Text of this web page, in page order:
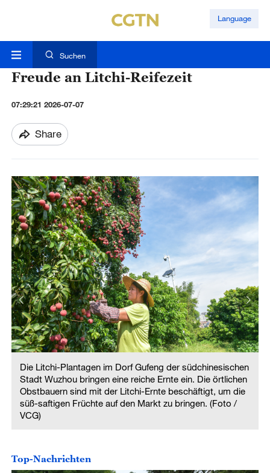
Language
Suchen
Freude an Litchi-Reifezeit
07:29:21 2026-07-07
Share
Die Litchi-Plantagen im Dorf Gufeng der südchinesischen
Stadt Wuzhou bringen eine reiche Ernte ein. Die örtlichen
Obstbauern sind mit der Litchi-Ernte beschäftigt, um die
süß-saftigen Früchte auf den Markt zu bringen. (Foto /
VCG)
Top-Nachrichten